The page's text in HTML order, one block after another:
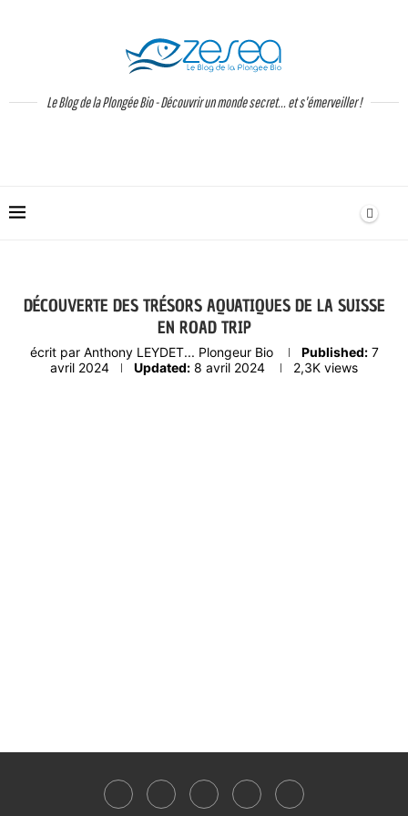
Le Blog de la Plongée Bio - Découvrir un monde secret... et s'émerveiller !
DÉCOUVERTE DES TRÉSORS AQUATIQUES DE LA SUISSE
EN ROAD TRIP
écrit par Anthony LEYDET... Plongeur Bio Published: 7
avril 2024
Updated: 8 avril 2024 2,3K views